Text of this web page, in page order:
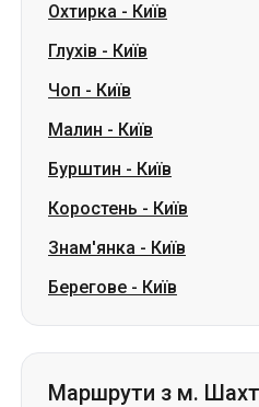
Охтирка - Київ
Глухів - Київ
Чоп - Київ
Малин - Київ
Бурштин - Київ
Коростень - Київ
Знам'янка - Київ
Берегове - Київ
Маршрути з м.